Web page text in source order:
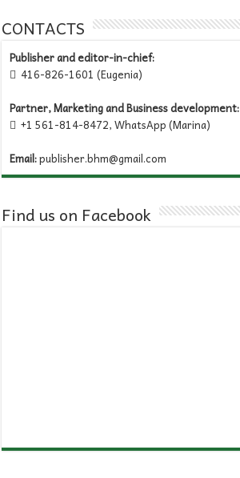
CONTACTS
Publisher and editor-in-chief:
 416-826-1601 (Eugenia)
Partner, Marketing and Business development:
 +1 561-814-8472, WhatsApp (Marina)
Email:publisher.bhm@gmail.com
Find us on Facebook